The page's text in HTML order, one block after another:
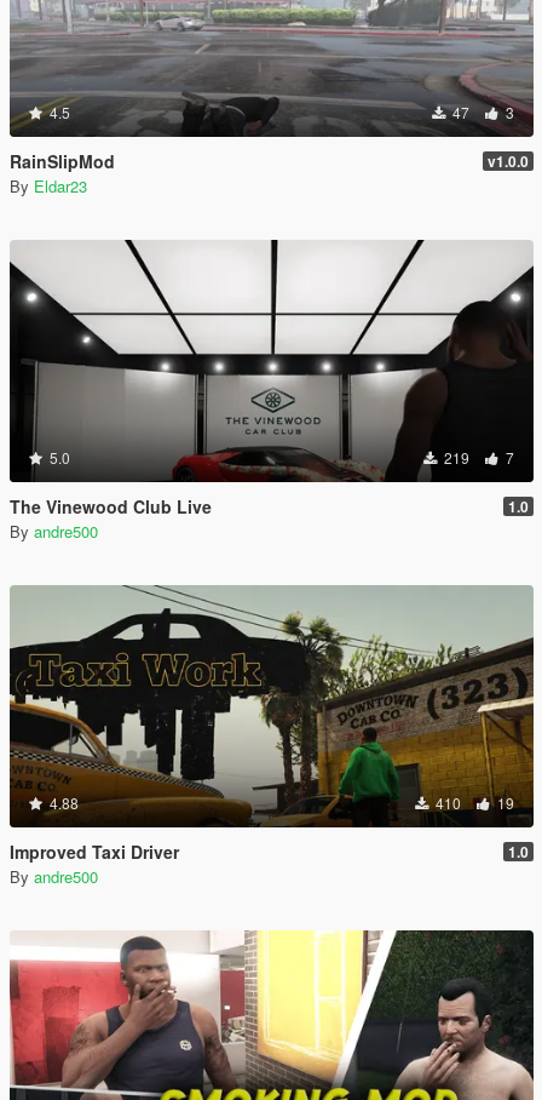
4.5 47 3
RainSlipMod v1.0.0
By Eldar23
5.0 219 7
The Vinewood Club Live 1.0
By andre500
4.88 410 19
Improved Taxi Driver 1.0
By andre500